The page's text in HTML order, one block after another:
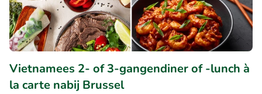
Vietnamees 2- of 3-gangendiner of -lunch à
la carte nabij Brussel